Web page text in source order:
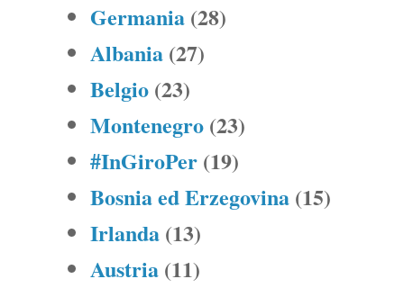
Germania (28)
Albania (27)
Belgio (23)
Montenegro (23)
#InGiroPer (19)
Bosnia ed Erzegovina (15)
Irlanda (13)
Austria (11)